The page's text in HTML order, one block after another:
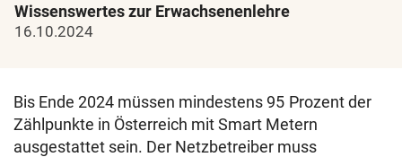
Wissenswertes zur Erwachsenenlehre
16.10.2024
Bis Ende 2024 müssen mindestens 95 Prozent der
Zählpunkte in Österreich mit Smart Metern
ausgestattet sein. Der Netzbetreiber muss